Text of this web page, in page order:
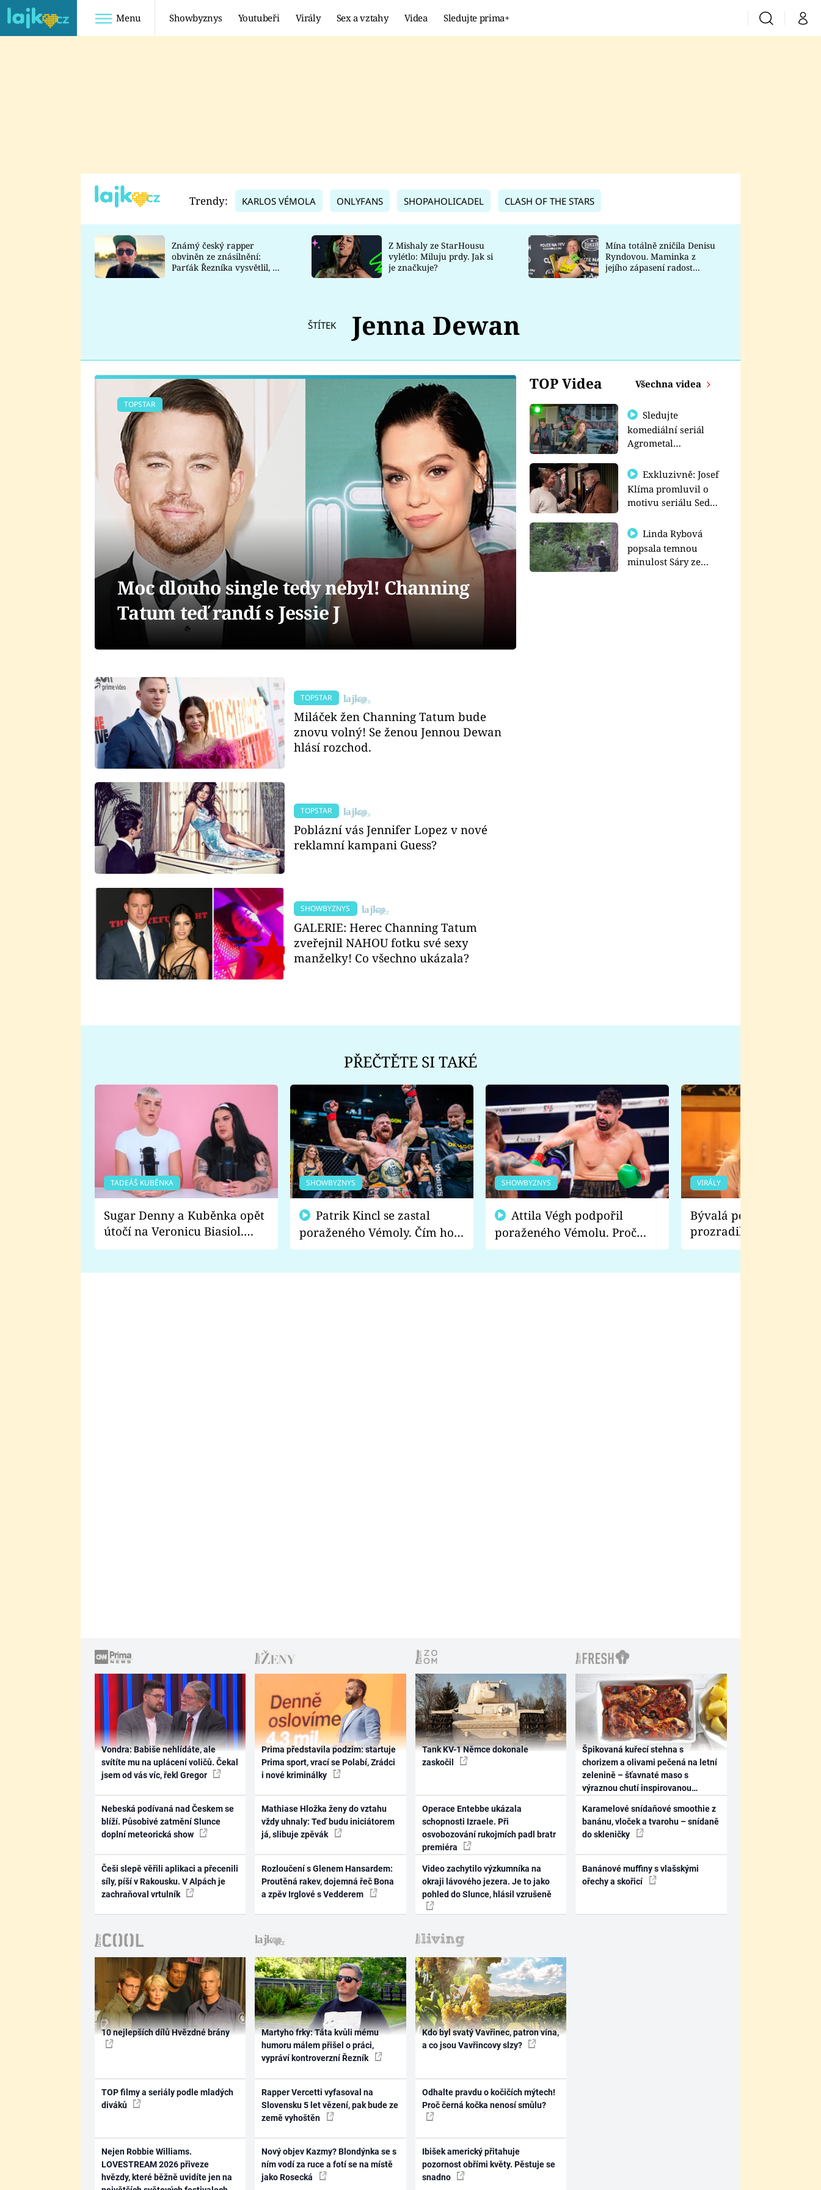
Menu Showbyznys Youtubeři Virály Sex a vztahy Videa Sledujte prima+ VyhledáváníMůj
TADEÁŠ KUBĚNKA
DATEL
Prima Lajk
Sledujte nás
Trendy: KARLOS VÉMOLA ONLYFANS SHOPAHOLICADEL CLASH OF THE STARS
Známý český rapper
obviněn ze znásilnění:
Parťák Řezníka vysvětlil, co
Z Mishaly ze StarHousu
vylétlo: Miluju prdy. Jak si
je značkuje?
Mína totálně zničila Denisu
Ryndovou. Maminka z
jejího zápasení radost
ŠTÍTEK Jenna Dewan
TOP Videa Všechna videa
Sledujte
komediální seriál
Agrometal
prima+
Exkluzivně: Josef
Klíma promluvil o
motivu seriálu Sedm
Linda Rybová
popsala temnou
minulost Sáry ze
TOPSTAR
Moc dlouho single tedy nebyl! Channing
Tatum teď randí s Jessie J
TOPSTAR
Miláček žen Channing Tatum bude
znovu volný! Se ženou Jennou Dewan
hlásí rozchod.
TOPSTAR
Poblázní vás Jennifer Lopez v nové
reklamní kampani Guess?
SHOWBYZNYS
GALERIE: Herec Channing Tatum
zveřejnil NAHOU fotku své sexy
manželky! Co všechno ukázala?
PŘEČTĚTE SI TAKÉ
TADEÁŠ KUBĚNKA
Sugar Denny a Kuběnka opět
útočí na Veronicu Biasiol.
Proč je podle nich falešná a
SHOWBYZNYS
poraženého Vémoly. Čím ho
fanoušci naštvali?
SHOWBYZNYS
poraženého Vémolu. Proč
chce raději zápasit s ním než
VIRÁLY
Bývalá pornoherečka
prozradila, co ji
natáčení Euforie.
Vondra: Babiše nehlídáte, ale
svítíte mu na uplácení voličů. Čekal
jsem od vás víc, řekl Gregor
Nebeská podívaná nad Českem se
blíží. Působivé zatmění Slunce
doplní meteorická show
Češi slepě věřili aplikaci a přecenili
síly, píší v Rakousku. V Alpách je
zachraňoval vrtulník
Prima představila podzim: startuje
Prima sport, vrací se Polabí, Zrádci
i nové kriminálky
Mathiase Hložka ženy do vztahu
vždy uhnaly: Teď budu iniciátorem
já, slibuje zpěvák
Rozloučení s Glenem Hansardem:
Proutěná rakev, dojemná řeč Bona
a zpěv Irglové s Vedderem
Tank KV-1 Němce dokonale
zaskočil
Operace Entebbe ukázala
schopnosti Izraele. Při
osvobozování rukojmích padl bratr
premiéra
Video zachytilo výzkumníka na
okraji lávového jezera. Je to jako
pohled do Slunce, hlásil vzrušeně
Špikovaná kuřecí stehna s
chorizem a olivami pečená na letní
zelenině – šťavnaté maso s
výraznou chutí inspirovanou
Karamelové snídaňové smoothie z
banánu, vloček a tvarohu – snídaně
do skleničky
Banánové muffiny s vlašskými
ořechy a skořicí
10 nejlepších dílů Hvězdné brány
TOP filmy a seriály podle mladých
diváků
Nejen Robbie Williams.
LOVESTREAM 2026 přiveze
hvězdy, které běžně uvidíte jen na
Martyho frky: Táta kvůli mému
humoru málem přišel o práci,
vypráví kontroverzní Řezník
Rapper Vercetti vyfasoval na
Slovensku 5 let vězení, pak bude ze
země vyhoštěn
Nový objev Kazmy? Blondýnka se s
ním vodí za ruce a fotí se na místě
jako Rosecká
Kdo byl svatý Vavřinec, patron vína,
a co jsou Vavřincovy slzy?
Odhalte pravdu o kočičích mýtech!
Proč černá kočka nenosí smůlu?
Ibišek americký přitahuje
pozornost obřími květy. Pěstuje se
snadno